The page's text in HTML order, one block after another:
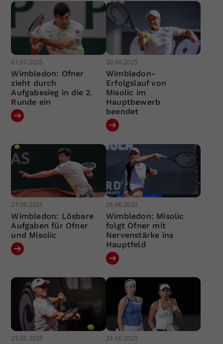
01.07.2025
Wimbledon: Ofner
zieht durch
Aufgabesieg in die 2.
Runde ein
30.06.2025
Wimbledon-
Erfolgslauf von
Misolic im
Hauptbewerb
beendet
27.06.2025
Wimbledon: Lösbare
Aufgaben für Ofner
und Misolic
26.06.2025
Wimbledon: Misolic
folgt Ofner mit
Nervenstärke ins
Hauptfeld
25.06.2025 24.06.2025